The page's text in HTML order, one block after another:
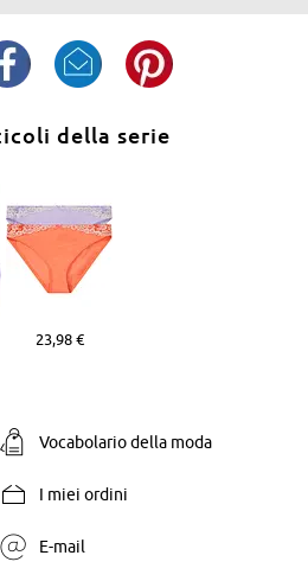
della serie
23,98 €
Vocabolario della moda
I miei ordini
E-mail